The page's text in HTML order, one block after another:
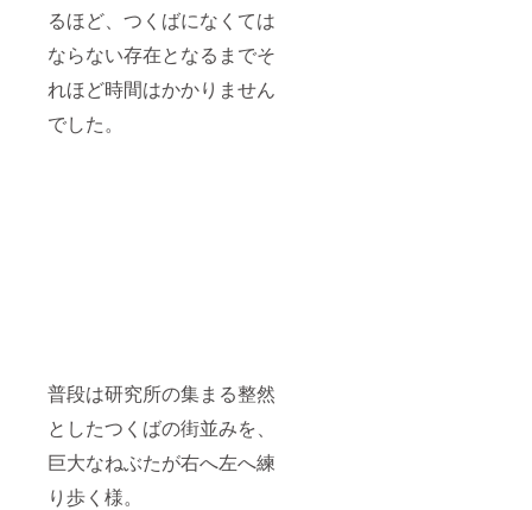
るほど、つくばになくては
ならない存在となるまでそ
れほど時間はかかりません
でした。
普段は研究所の集まる整然
としたつくばの街並みを、
巨大なねぶたが右へ左へ練
り歩く様。